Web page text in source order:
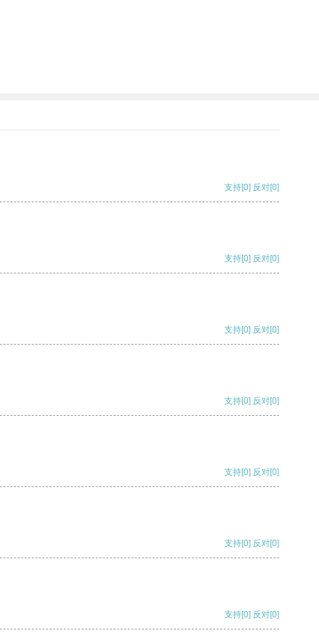
支持[0] 反对[0]
支持[0] 反对[0]
支持[0] 反对[0]
支持[0] 反对[0]
支持[0] 反对[0]
支持[0] 反对[0]
支持[0] 反对[0]